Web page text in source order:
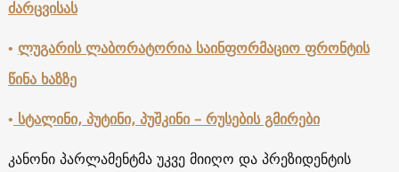
ძარცვისას
• ლუგარის ლაბორატორია საინფორმაციო ფრონტის
წინა ხაზზე
• სტალინი, პუტინი, პუშკინი – რუსების გმირები
კანონი პარლამენტმა უკვე მიიღო და პრეზიდენტის